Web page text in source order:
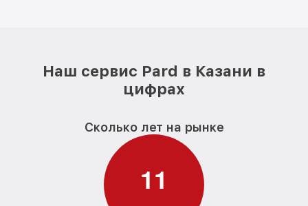
Наш сервис Pard в Казани в
цифрах
Сколько лет на рынке
11